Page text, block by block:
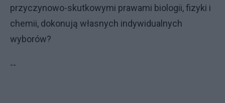
przyczynowo-skutkowymi prawami biologii, fizyki i
chemii, dokonują własnych indywidualnych
wyborów?
--